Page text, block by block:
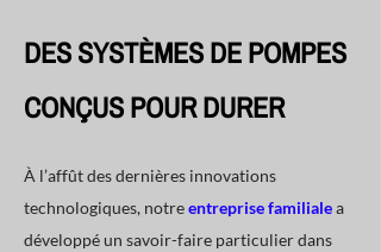
DES SYSTÈMES DE POMPES
CONÇUS POUR DURER
À l’affût des dernières innovations
technologiques, notreentreprise familialea
développé un savoir-faire particulier dans